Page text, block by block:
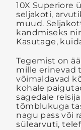
10X Superiore
seljakoti,
muud.
kandmiseks
Kasutage,
Tegemist on
mille erinevad
võimaldavad
kohale
sagedale
tõmblukuga
nagu pass või
sülearvuti,